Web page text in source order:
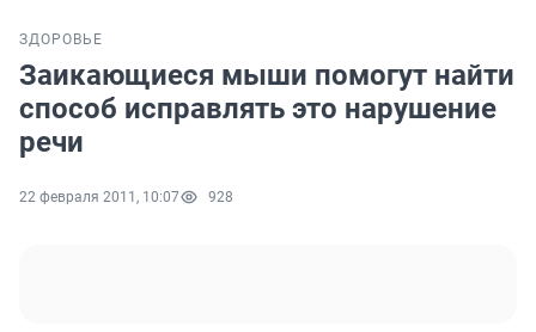
ЗДОРОВЬЕ
Заикающиеся мыши помогут найти
способ исправлять это нарушение
речи
22 февраля 2011, 10:07 928